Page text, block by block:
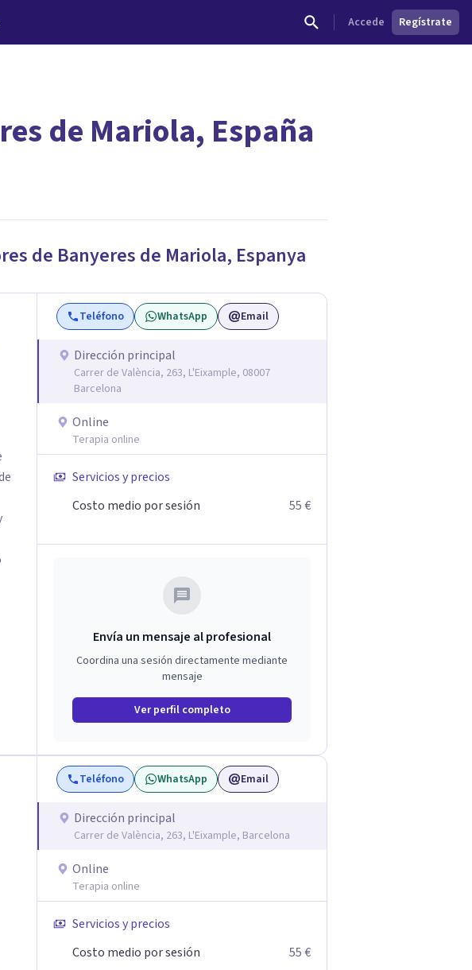
Accede Regístrate
de Mariola, España
de Banyeres de Mariola, Espanya
Teléfono WhatsApp Email
Dirección principal
Carrer de València, 263, L'Eixample, 08007
Barcelona
Online
Terapia online
Servicios y precios
Costo medio por sesión
55 €
Envía un mensaje al profesional
Coordina una sesión directamente mediante
mensaje
Ver perfil completo
Teléfono WhatsApp Email
Dirección principal
Carrer de València, 263, L'Eixample, Barcelona
Online
Terapia online
Servicios y precios
Costo medio por sesión
55 €